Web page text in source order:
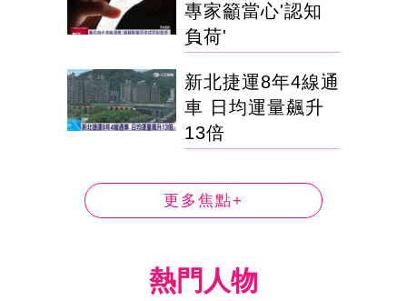
專家籲當心'認知
負荷'
新北捷運8年4線通
車 日均運量飆升
13倍
更多焦點+
熱門人物